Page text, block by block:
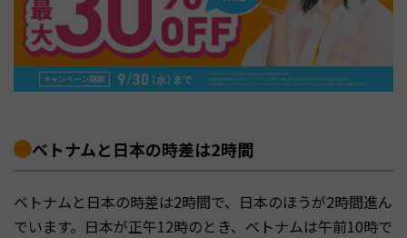
ベトナムと日本の時差は2時間
ベトナムと日本の時差は2時間で、日本のほうが2時間進ん
でいます。日本が正午12時のとき、ベトナムは午前10時で